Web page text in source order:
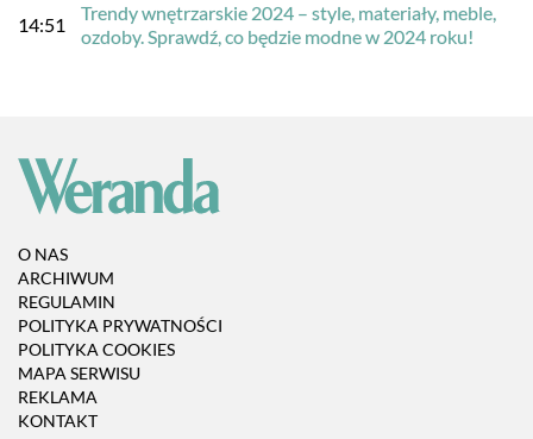
14:51
Trendy wnętrzarskie 2024 – style, materiały, meble,
ozdoby. Sprawdź, co będzie modne w 2024 roku!
O NAS
ARCHIWUM
REGULAMIN
POLITYKA PRYWATNOŚCI
POLITYKA COOKIES
MAPA SERWISU
REKLAMA
KONTAKT